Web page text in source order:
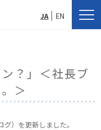
JA EN
？」＜社長ブ
＞
）を更新しました。